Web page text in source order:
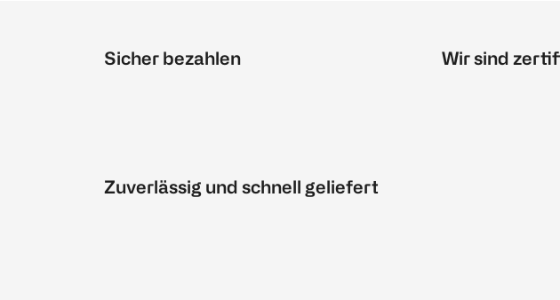
Sicher bezahlen
Zuverlässig und schnell geliefert
Wir sind